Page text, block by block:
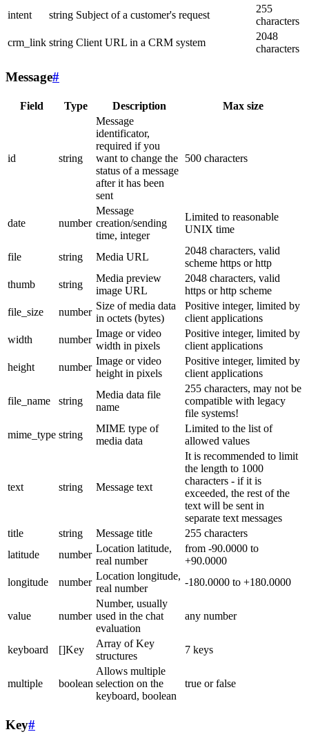
intent
string Subject of a customer's request
255
characters
crm_link string Client URL in a CRM system
2048
characters
Message#
Field Type Description Max size
id string
Message
identificator,
required if you
want to change the
status of a message
after it has been
sent
500 characters
date number
Message
creation/sending
time, integer
Limited to reasonable
UNIX time
file string Media URL
2048 characters, valid
scheme https or http
thumb
string
Media preview
image URL
2048 characters, valid
https or http scheme
file_size
number
Size of media data
in octets (bytes)
Positive integer, limited by
client applications
width
number
Image or video
width in pixels
Positive integer, limited by
client applications
height
number
Image or video
height in pixels
Positive integer, limited by
client applications
file_name string
Media data file
name
255 characters, may not be
compatible with legacy
file systems!
mime_type string
MIME type of
media data
Limited to the list of
allowed values
text string Message text
It is recommended to limit
the length to 1000
characters - if it is
exceeded, the rest of the
text will be sent in
separate text messages
title
string Message title
255 characters
latitude
number
Location latitude,
real number
from -90.0000 to
+90.0000
longitude
number
Location longitude,
real number
-180.0000 to +180.0000
value number
Number, usually
used in the chat
evaluation
any number
keyboard []Key
Array of Key
structures
7 keys
multiple boolean
Allows multiple
selection on the
keyboard, boolean
true or false
Key#